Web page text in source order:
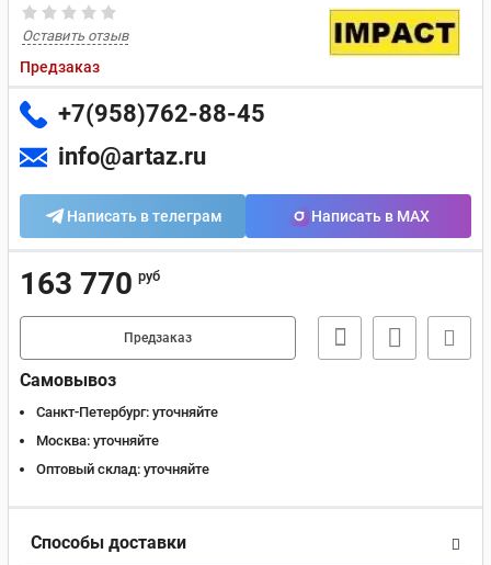
Оставить отзыв
Предзаказ
+7(958)762-88-45
info@artaz.ru
Написать в телеграм Написать в MAX
163 770 руб
Предзаказ
Самовывоз
Санкт-Петербург: уточняйте
Москва: уточняйте
Оптовый склад: уточняйте
Способы доставки